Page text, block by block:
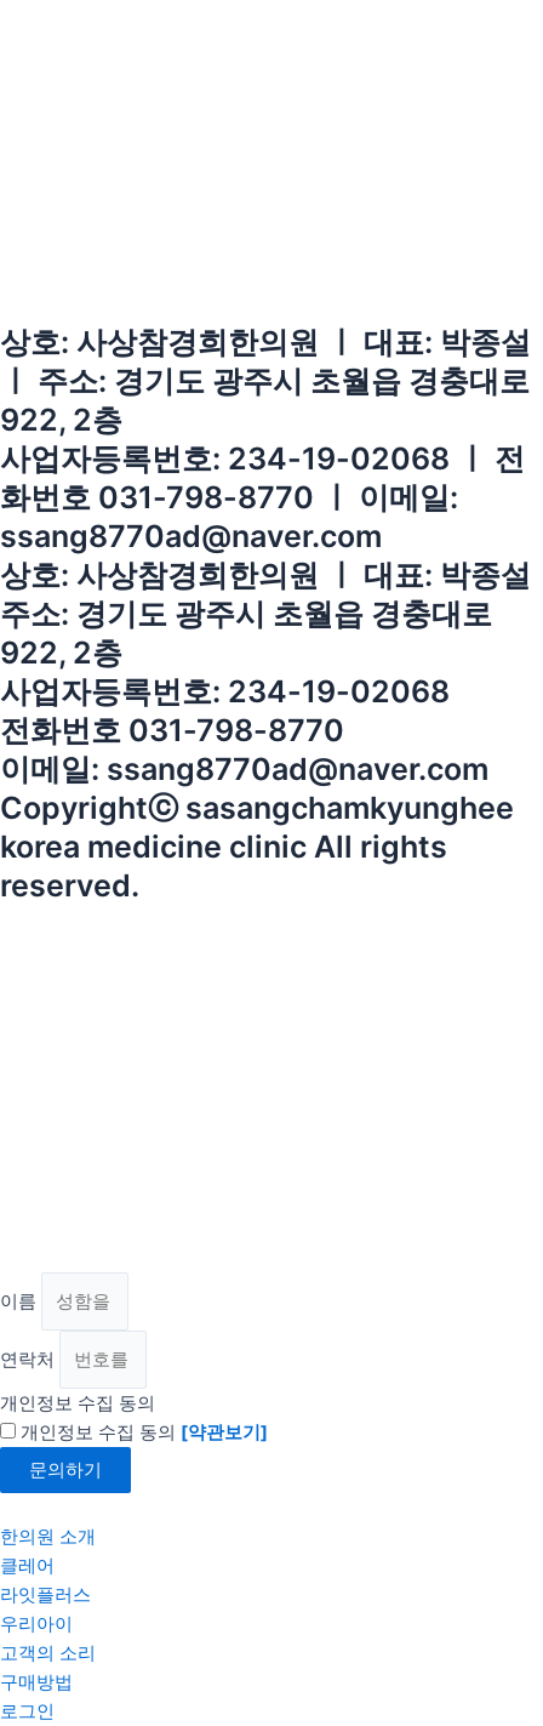
상호: 사상참경희한의원 ㅣ 대표: 박종설
ㅣ 주소: 경기도 광주시 초월읍 경충대로
922, 2층
사업자등록번호: 234-19-02068 ㅣ 전
화번호 031-798-8770 ㅣ 이메일:
ssang8770ad@naver.com
상호: 사상참경희한의원 ㅣ 대표: 박종설
주소: 경기도 광주시 초월읍 경충대로
922, 2층
사업자등록번호: 234-19-02068
전화번호 031-798-8770
이메일: ssang8770ad@naver.com
Copyrightⓒ sasangchamkyunghee
korea medicine clinic All rights
reserved.
이름
연락처
개인정보 수집 동의
개인정보 수집 동의 [약관보기]
문의하기
한의원 소개
클레어
라잇플러스
우리아이
고객의 소리
구매방법
로그인